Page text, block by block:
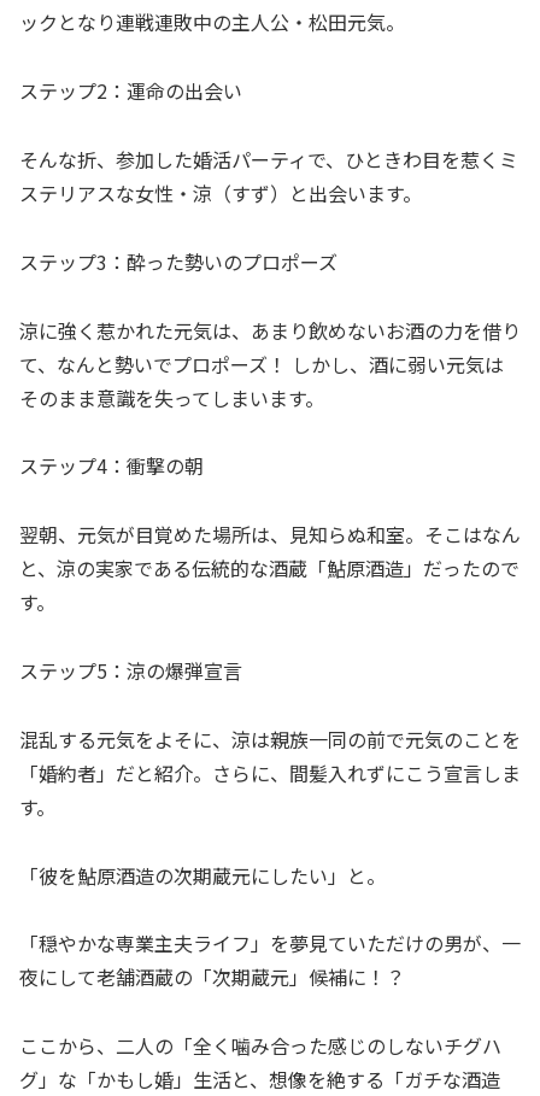
ックとなり連戦連敗中の主人公・松田元気。
ステップ2：運命の出会い
そんな折、参加した婚活パーティで、ひときわ目を惹くミ
ステリアスな女性・涼（すず）と出会います。
ステップ3：酔った勢いのプロポーズ
涼に強く惹かれた元気は、あまり飲めないお酒の力を借り
て、なんと勢いでプロポーズ！ しかし、酒に弱い元気は
そのまま意識を失ってしまいます。
ステップ4：衝撃の朝
翌朝、元気が目覚めた場所は、見知らぬ和室。そこはなん
と、涼の実家である伝統的な酒蔵「鮎原酒造」だったので
す。
ステップ5：涼の爆弾宣言
混乱する元気をよそに、涼は親族一同の前で元気のことを
「婚約者」だと紹介。さらに、間髪入れずにこう宣言しま
す。
「彼を鮎原酒造の次期蔵元にしたい」と。
「穏やかな専業主夫ライフ」を夢見ていただけの男が、一
夜にして老舗酒蔵の「次期蔵元」候補に！？
ここから、二人の「全く噛み合った感じのしないチグハ
グ」な「かもし婚」生活と、想像を絶する「ガチな酒造